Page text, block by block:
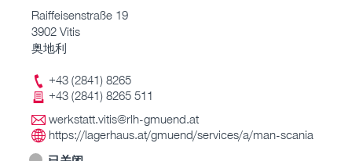
Raiffeisenstraße 19
3902 Vitis
奥地利
+43 (2841) 8265
+43 (2841) 8265 511
werkstatt.vitis@rlh-gmuend.at
https://lagerhaus.at/gmuend/services/a/man-scania